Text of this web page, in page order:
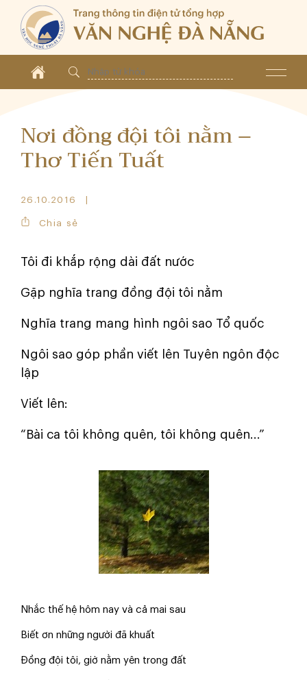
Nơi đồng đội tôi nằm –
Thơ Tiến Tuất
26.10.2016
Chia sẻ
Tôi đi khắp rộng dài đất nước
Gặp nghĩa trang đồng đội tôi nằm
Nghĩa trang mang hình ngôi sao Tổ quốc
Ngôi sao góp phần viết lên Tuyên ngôn độc
lập
Viết lên:
“Bài ca tôi không quên, tôi không quên...”
Nhắc thế hệ hôm nay và cả mai sau
Biết ơn những người đã khuất
Đồng đội tôi, giờ nằm yên trong đất